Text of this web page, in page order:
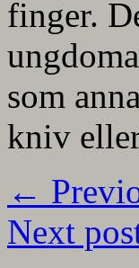
finger.
som
kniv
←
Next